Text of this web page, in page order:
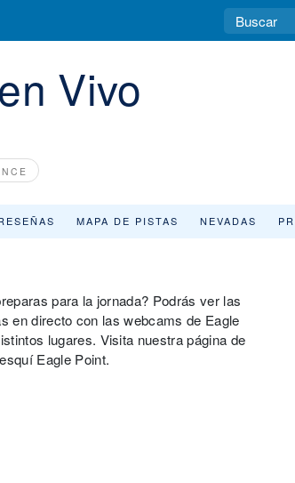
Vivo
MAPA DE PISTAS NEVADAS
para la jornada? Podrás ver las
en directo con las webcams de Eagle
lugares. Visita nuestra página de
Eagle Point.